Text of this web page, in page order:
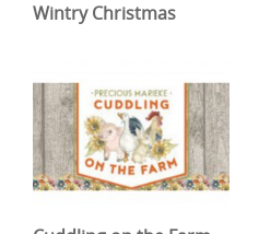
Wintry Christmas